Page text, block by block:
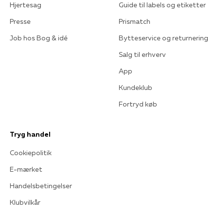
Hjertesag
Presse
Job hos Bog & idé
Guide til labels og etiketter
Prismatch
Bytteservice og returnering
Salg til erhverv
App
Kundeklub
Fortryd køb
Tryg handel
Cookiepolitik
E-mærket
Handelsbetingelser
Klubvilkår